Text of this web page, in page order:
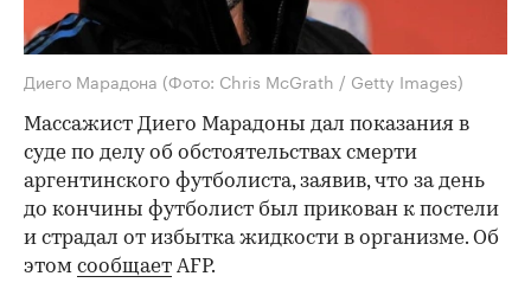
Диего Марадона (Фото: Chris McGrath / Getty Images)
Массажист Диего Марадоны дал показания в
суде по делу об обстоятельствах смерти
аргентинского футболиста, заявив, что за день
до кончины футболист был прикован к постели
и страдал от избытка жидкости в организме. Об
этом сообщает AFP.